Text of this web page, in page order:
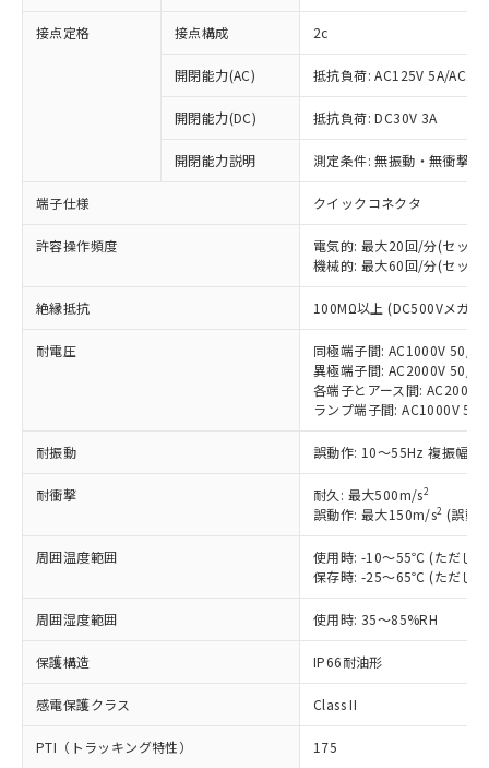
接点定格 接点構成 2c
開閉能力(AC) 抵抗負荷: AC125V 5A/
開閉能力(DC) 抵抗負荷: DC30V 3A
開閉能力説明 測定条件: 無振動・無衝撃
端子仕様 クイックコネクタ
許容操作頻度
電気的: 最大20回/分(セット
機械的: 最大60回/分(セット
絶縁抵抗 100MΩ以上 (DC500Vメガ)
耐電圧
同極端子間: AC1000V 50/
異極端子間: AC2000V 50/
各端子とアース間:
ランプ端子間: AC1000V
耐振動 誤動作: 10～55Hz 複振幅
耐衝撃 耐久: 最大500m/s2
誤動作: 最大150m/s2 (誤動
周囲温度範囲
使用時: -10～55℃ (ただし
保存時: -25～65℃ (ただし
周囲湿度範囲 使用時: 35～85%RH
保護構造 IP66耐油形
感電保護クラス Class II
PTI（トラッキング特性） 175
以下の条件をお読みいただき、同意のうえ
本サービスは、当社制御機器事業取扱
商品の当社在庫状況および標準価格
(税抜)を提供させていただくもので
当社制御機器事業取扱商品の中には、
本サービスの対象外となる商品もある
在庫状況および標準価格照会結果は、
記載している更新日時点での社内デー
タに基づき作成されるものであり、閲
覧された時点での実際の在庫および標
準価格とは異なる場合があることをご
了承ください。
※1 対応状況
対応済み：EU RoHS指令（10物質）の
非含有に対応した製品が提供可能な商品で
す。
対応予定：EU RoHS指令（10物質）の非含
有に対応した製品に切り替える予定のある
対応予定なし：EU RoHS指令（10物質）の
調査・確認中：EU RoHS指令（10物質）の
非含有の対応状況を調査中または確認中の
非該当品：ライセンス料など無形物で、有
害物質有無と関係のない商品です。
仕入先様の事情により、非含有部品として
いたものが、含有品と判明した場合などや
むを得ず変更することがあります。
ミウム(Cd) 100ppm以下、
六価クロム(Cr(Ⅵ)) 1000ppm以下、ポリ臭化ビフェニル
類(PBB) 1000ppm以下、ポリ臭化ジフェニルエーテル類
(PBDE) 1000ppm以下、フタル酸ビス(2-エチルヘキシ
「○」：最大均質材料含有率が中国RoHSの
基準値以下であることを示します。
「×」：最大均質材料含有率が中国RoHSの
基準値を超えていることを示します。
「－」：未確認です。当社販売部門へお問
*中国RoHS10物質の基準値 (GB/T26572)：
Pb(鉛) :1000ppm、 Hg(水銀) : 1000ppm、 Cd(カドミウ
Cr(Ⅵ)(六価クロム) : 1000ppm、 PBBs(ポリ臭化ビフェ
当社は、これら貴社製品のうち、外国
為替および外国貿易法に定める商品
（以下｢規制貨物等」という）を輸出
または国外への提供する場合は、日本
国政府の輸出許可(または役務取引許
可)を取得するなどの必要な手続きを
とります。
号